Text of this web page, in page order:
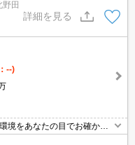
田
詳細を見る
--)
境をあなたの目でお確かめ